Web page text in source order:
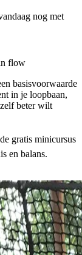
nog met
flow
basisvoorwaarde
in je loopbaan,
beter wilt
gratis minicursus
en balans.